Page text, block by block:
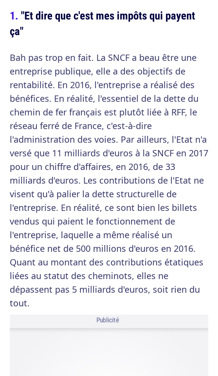
"Et dire que c'est mes impôts qui payent
ça"
Bah pas trop en fait. La SNCF a beau être une
entreprise publique, elle a des objectifs de
rentabilité. En 2016, l'entreprise a réalisé des
bénéfices. En réalité, l'essentiel de la dette du
chemin de fer français est plutôt liée à RFF, le
réseau ferré de France, c'est-à-dire
l'administration des voies. Par ailleurs, l'Etat n'a
versé que 11 milliards d'euros à la SNCF en 2017
pour un chiffre d'affaires, en 2016, de 33
milliards d'euros. Les contributions de l'Etat ne
visent qu'à palier la dette structurelle de
l'entreprise. En réalité, ce sont bien les billets
vendus qui paient le fonctionnement de
l'entreprise, laquelle a même réalisé un
bénéfice net de 500 millions d'euros en 2016.
Quant au montant des contributions étatiques
liées au statut des cheminots, elles ne
dépassent pas 5 milliards d'euros, soit rien du
tout.
Publicité